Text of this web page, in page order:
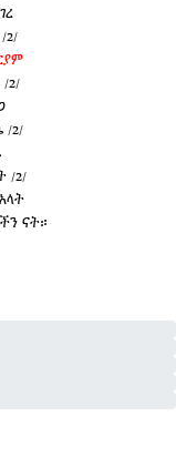
2/
2/
/2/
/2/
ናት።